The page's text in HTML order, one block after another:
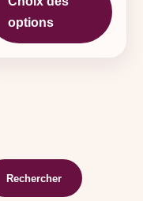
options